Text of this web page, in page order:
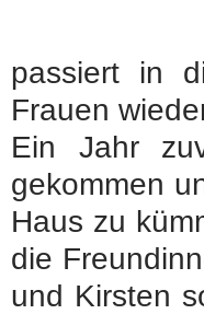
passiert in
Frauen
Ein Jahr
gekommen
Haus zu
die
und Kirsten